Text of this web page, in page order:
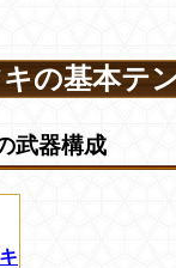
の基本テ
武器構成